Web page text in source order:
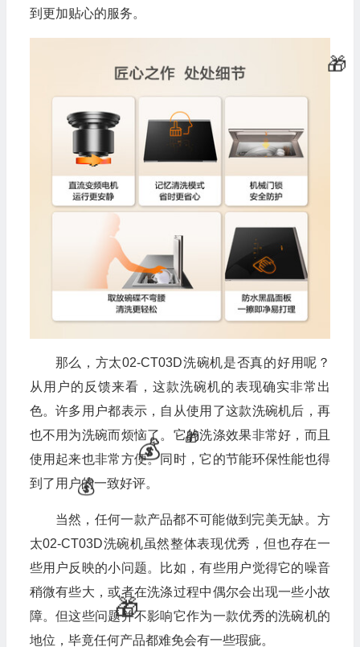
到更加贴心的服务。
那么，方太02-CT03D洗碗机是否真的好用呢？
从用户的反馈来看，这款洗碗机的表现确实非常出
色。许多用户都表示，自从使用了这款洗碗机后，再
也不用为洗碗而烦恼了。它的洗涤效果非常好，而且
使用起来也非常方便。同时，它的节能环保性能也得
到了用户的一致好评。
当然，任何一款产品都不可能做到完美无缺。方
太02-CT03D洗碗机虽然整体表现优秀，但也存在一
些用户反映的小问题。比如，有些用户觉得它的噪音
稍微有些大，或者在洗涤过程中偶尔会出现一些小故
障。但这些问题并不影响它作为一款优秀的洗碗机的
地位，毕竟任何产品都难免会有一些瑕疵。
💰